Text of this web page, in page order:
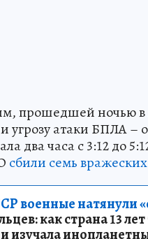
прошедшей ночью в
угрозу атаки БПЛА –
два часа с 3:12 до
сбили семь
военные натянули
как страна 13
изучала